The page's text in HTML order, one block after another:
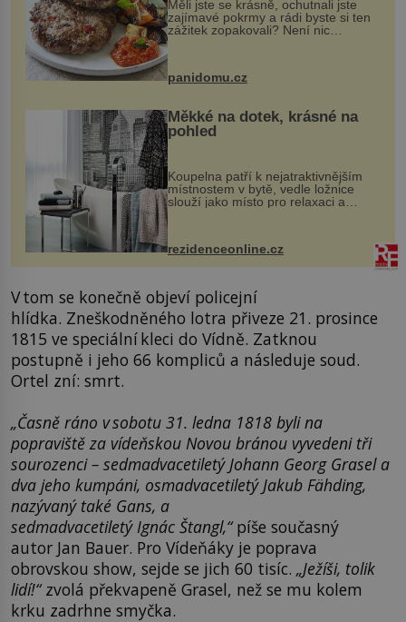
Měli jste se krásně, ochutnali jste
zajímavé pokrmy a rádi byste si ten
zážitek zopakovali? Není nic
snazšího. Pljeskavica (10 porcí)
Možná jste ji ochutnali na dovolené v
panidomu.cz
Měkké na dotek, krásné na
pohled
Koupelna patří k nejatraktivnějším
místnostem v bytě, vedle ložnice
slouží jako místo pro relaxaci a
odpočinek. Koupelnový textil –
ručníky, osušky a koberečky –
mohou jako mávnutím kouzelného
proutku...
rezidenceonline.cz
V tom se konečně objeví policejní
hlídka. Zneškodněného lotra přiveze 21. prosince
1815 ve speciální kleci do Vídně. Zatknou
postupně i jeho 66 kompliců a následuje soud.
Ortel zní: smrt.
„Časně ráno v sobotu 31. ledna 1818 byli na
popraviště za vídeňskou Novou bránou vyvedeni tři
sourozenci – sedmadvacetiletý Johann Georg Grasela
dva jeho kumpáni, osmadvacetiletý Jakub Fähding,
nazývaný také Gans, a
sedmadvacetiletý Ignác Štangl,“píše současný
autor Jan Bauer. Pro Vídeňáky je poprava
obrovskou show, sejde se jich 60 tisíc. „Ježíši, tolik
lidí!“zvolá překvapeně Grasel, než se mu kolem
krku zadrhne smyčka.